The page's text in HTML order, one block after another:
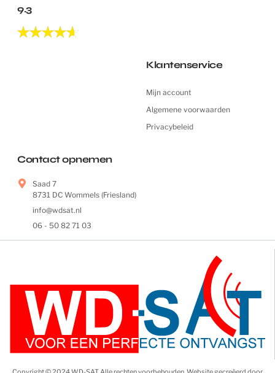
9.3
Klantenservice
Mijn account
Algemene voorwaarden
Privacybeleid
Contact opnemen
Saad 7
8731 DC Wommels (Friesland)
info@wdsat.nl
06 - 50 82 71 03